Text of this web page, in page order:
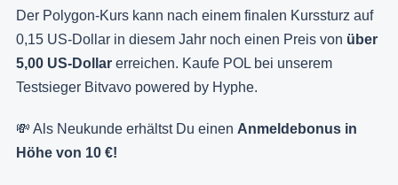
Der Polygon-Kurs kann nach einem finalen Kurssturz auf
0,15 US-Dollar in diesem Jahr noch einen Preis von über
5,00 US-Dollar erreichen. Kaufe POL bei unserem
Testsieger Bitvavo powered by Hyphe.
💸 Als Neukunde erhältst Du einen Anmeldebonus in
Höhe von 10 €!